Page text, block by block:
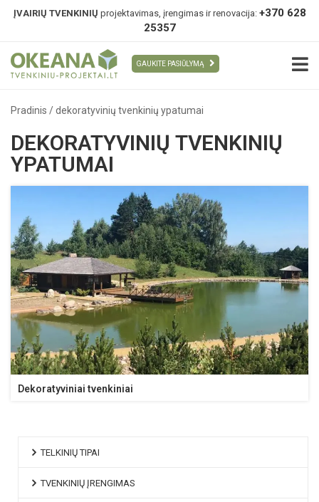
ĮVAIRIŲ TVENKINIŲ projektavimas, įrengimas ir renovacija: +370 628
25357
GAUKITE PASIŪLYMĄ
Pradinis /dekoratyvinių tvenkinių ypatumai
TELKINIŲ TIPAI
TVENKINIŲ ĮRENGIMAS
DEKORATYVINIŲ TVENKINIŲ
YPATUMAI
Dekoratyviniai tvenkiniai